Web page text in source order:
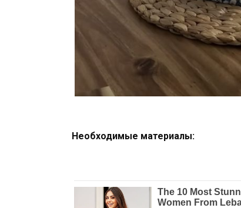
Необходимые материалы: